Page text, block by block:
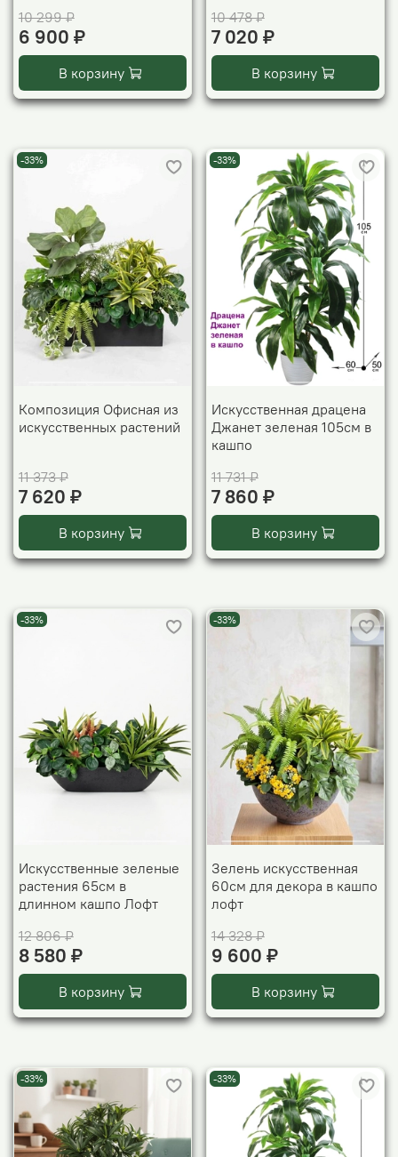
10 299 ₽
6 900 ₽
В корзину
10 478 ₽
7 020 ₽
В корзину
-33%
Композиция Офисная из
искусственных растений
11 373 ₽
7 620 ₽
В корзину
-33%
Искусственная драцена
Джанет зеленая 105см в
кашпо
11 731 ₽
7 860 ₽
В корзину
-33%
Искусственные зеленые
растения 65см в
длинном кашпо Лофт
12 806 ₽
8 580 ₽
В корзину
-33%
Зелень искусственная
60см для декора в кашпо
лофт
14 328 ₽
9 600 ₽
В корзину
-33% -33%